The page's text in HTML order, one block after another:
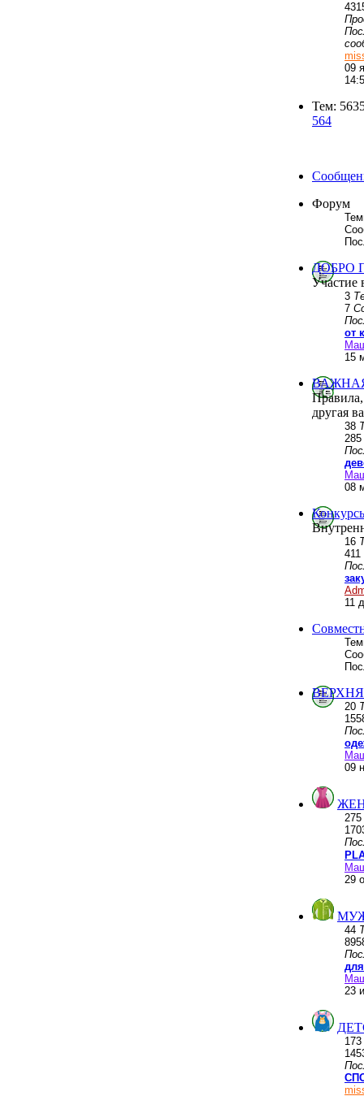
09
Тем:
564
Форум
ДОБРО
Участие
3
7
от
15
другая
38
285
08
16
411
11
20
09
275
29
44
23
173